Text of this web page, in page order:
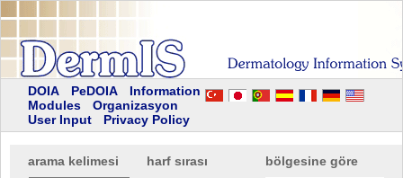
DOIA PeDOIA
Information
Modules
Organizasyon
User Input
Privacy Policy
arama kelimesi harf sırası bölgesine göre